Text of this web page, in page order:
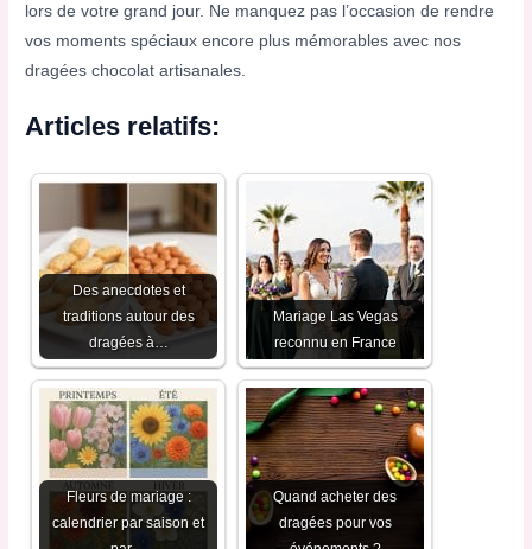
lors de votre grand jour. Ne manquez pas l’occasion de rendre
vos moments spéciaux encore plus mémorables avec nos
dragées chocolat artisanales.
Articles relatifs:
Des anecdotes et
traditions autour des
dragées à…
Mariage Las Vegas
reconnu en France
Fleurs de mariage :
calendrier par saison et
Quand acheter des
dragées pour vos